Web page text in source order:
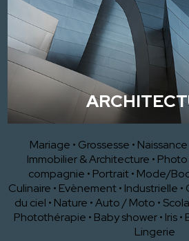
Mariage • Grossesse • Naissance
Immobilier & Architecture •
compagnie • Portrait • Mode/
Culinaire • Evènement • Industrielle •
du ciel • Nature •Auto / Moto •
Photothérapie • Baby shower• Iris•
Lingerie